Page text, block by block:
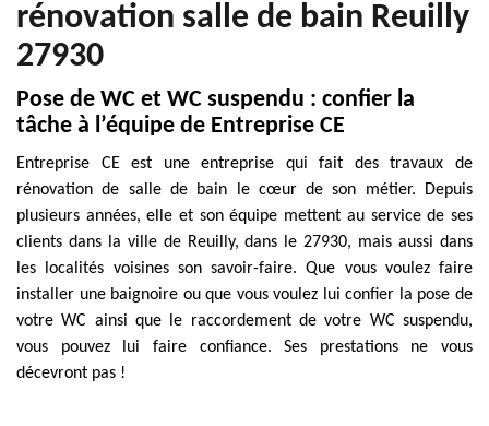
rénovation salle de bain Reuilly
27930
Pose de WC et WC suspendu : confier la
tâche à l’équipe de Entreprise CE
Entreprise CE est une entreprise qui fait des travaux de
rénovation de salle de bain le cœur de son métier. Depuis
plusieurs années, elle et son équipe mettent au service de ses
clients dans la ville de Reuilly, dans le 27930, mais aussi dans
les localités voisines son savoir-faire. Que vous voulez faire
installer une baignoire ou que vous voulez lui confier la pose de
votre WC ainsi que le raccordement de votre WC suspendu,
vous pouvez lui faire confiance. Ses prestations ne vous
décevront pas !